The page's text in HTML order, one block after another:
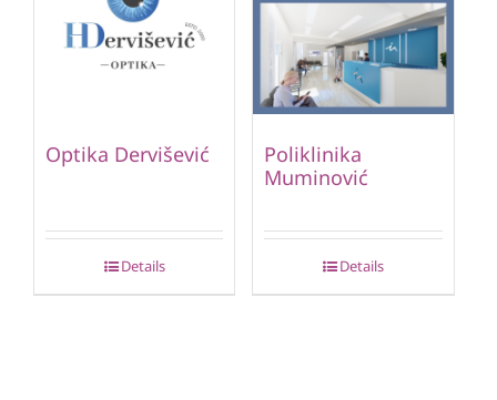
Optika Dervišević
Details
Poliklinika
Muminović
Details